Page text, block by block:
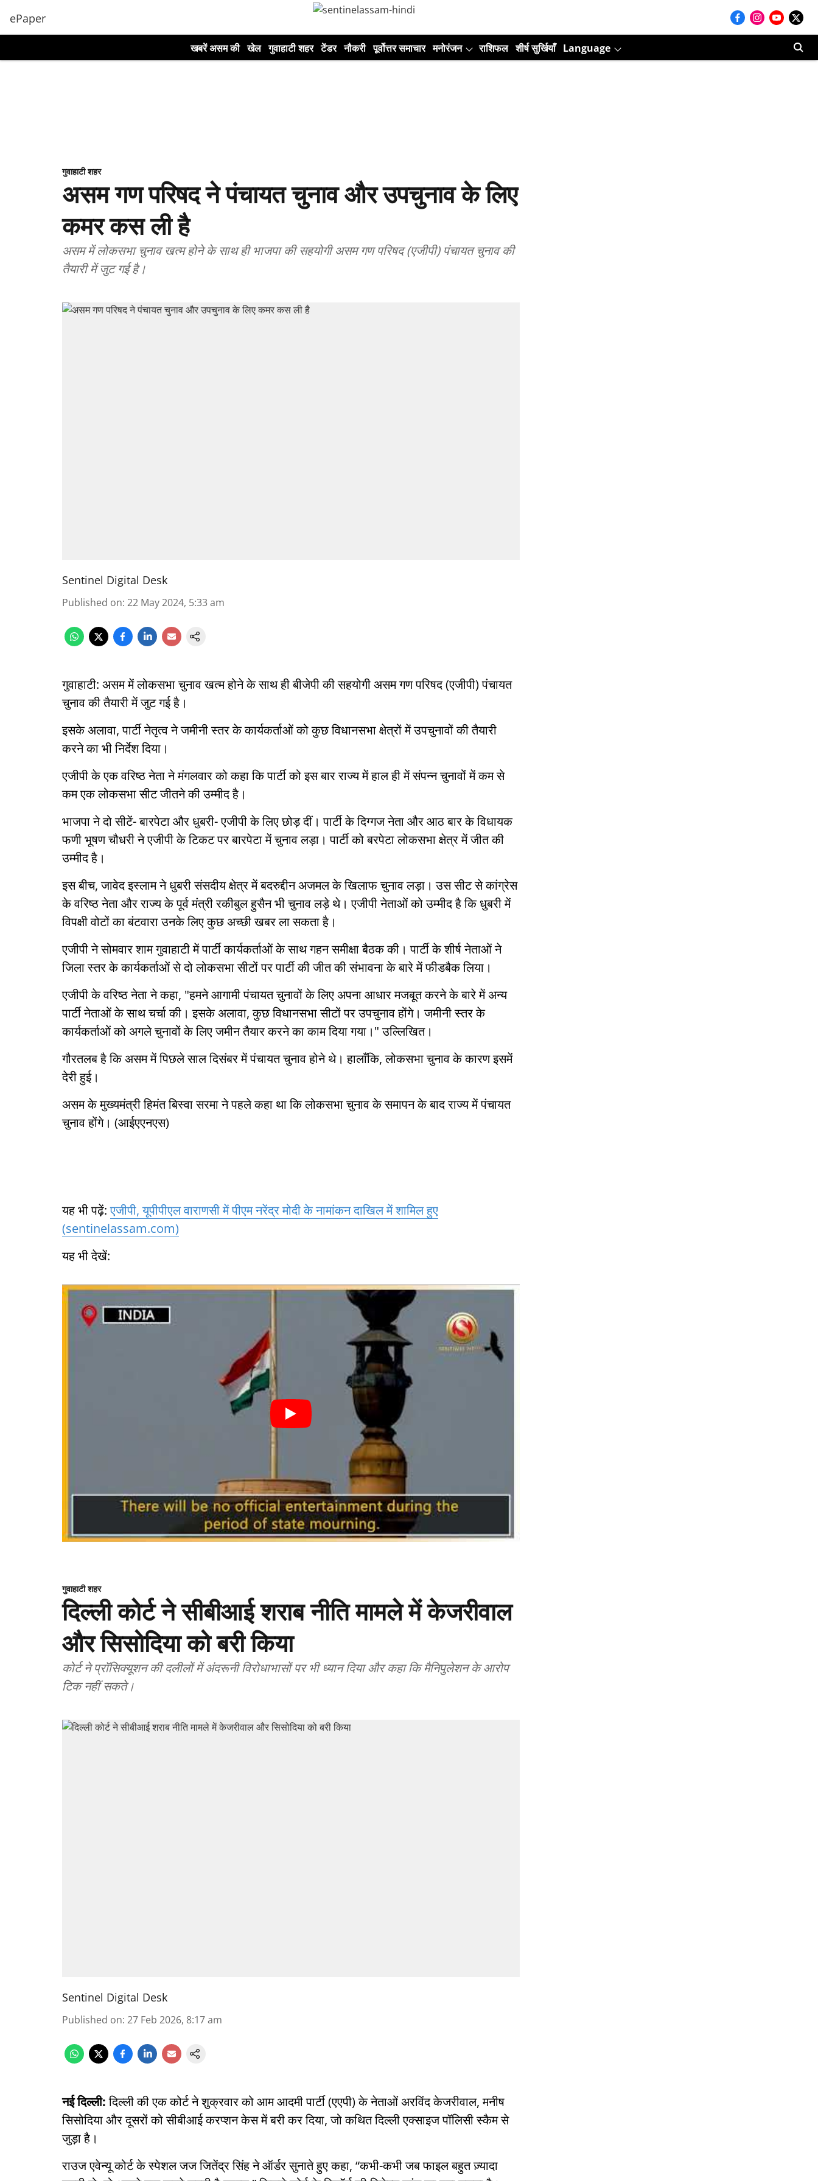
ePaper
खबरें असम की खेल गुवाहाटी शहर टेंडर नौकरी पूर्वोत्तर समाचार मनोरंजन राशिफल शीर्ष सुर्खियाँ Language
गुवाहाटी शहर
असम गण परिषद ने पंचायत चुनाव और उपचुनाव के लिए
कमर कस ली है
असम में लोकसभा चुनाव खत्म होने के साथ ही भाजपा की सहयोगी असम गण परिषद (एजीपी) पंचायत चुनाव की
तैयारी में जुट गई है।
Sentinel Digital Desk
Published on: 22 May 2024, 5:33 am
गुवाहाटी: असम में लोकसभा चुनाव खत्म होने के साथ ही बीजेपी की सहयोगी असम गण परिषद (एजीपी) पंचायत
चुनाव की तैयारी में जुट गई है।
इसके अलावा, पार्टी नेतृत्व ने जमीनी स्तर के कार्यकर्ताओं को कुछ विधानसभा क्षेत्रों में उपचुनावों की तैयारी
करने का भी निर्देश दिया।
एजीपी के एक वरिष्ठ नेता ने मंगलवार को कहा कि पार्टी को इस बार राज्य में हाल ही में संपन्न चुनावों में कम से
कम एक लोकसभा सीट जीतने की उम्मीद है।
भाजपा ने दो सीटें- बारपेटा और धुबरी- एजीपी के लिए छोड़ दीं। पार्टी के दिग्गज नेता और आठ बार के विधायक
फणी भूषण चौधरी ने एजीपी के टिकट पर बारपेटा में चुनाव लड़ा। पार्टी को बरपेटा लोकसभा क्षेत्र में जीत की
उम्मीद है।
इस बीच, जावेद इस्लाम ने धुबरी संसदीय क्षेत्र में बदरुद्दीन अजमल के खिलाफ चुनाव लड़ा। उस सीट से कांग्रेस
के वरिष्ठ नेता और राज्य के पूर्व मंत्री रकीबुल हुसैन भी चुनाव लड़े थे। एजीपी नेताओं को उम्मीद है कि धुबरी में
विपक्षी वोटों का बंटवारा उनके लिए कुछ अच्छी खबर ला सकता है।
एजीपी ने सोमवार शाम गुवाहाटी में पार्टी कार्यकर्ताओं के साथ गहन समीक्षा बैठक की। पार्टी के शीर्ष नेताओं ने
जिला स्तर के कार्यकर्ताओं से दो लोकसभा सीटों पर पार्टी की जीत की संभावना के बारे में फीडबैक लिया।
एजीपी के वरिष्ठ नेता ने कहा, "हमने आगामी पंचायत चुनावों के लिए अपना आधार मजबूत करने के बारे में अन्य
पार्टी नेताओं के साथ चर्चा की। इसके अलावा, कुछ विधानसभा सीटों पर उपचुनाव होंगे। जमीनी स्तर के
कार्यकर्ताओं को अगले चुनावों के लिए जमीन तैयार करने का काम दिया गया।" उल्लिखित।
गौरतलब है कि असम में पिछले साल दिसंबर में पंचायत चुनाव होने थे। हालाँकि, लोकसभा चुनाव के कारण इसमें
देरी हुई।
असम के मुख्यमंत्री हिमंत बिस्वा सरमा ने पहले कहा था कि लोकसभा चुनाव के समापन के बाद राज्य में पंचायत
चुनाव होंगे। (आईएएनएस)
यह भी पढ़ें:एजीपी, यूपीपीएल वाराणसी में पीएम नरेंद्र मोदी के नामांकन दाखिल में शामिल हुए
(sentinelassam.com)
यह भी देखें:
गुवाहाटी शहर
दिल्ली कोर्ट ने सीबीआई शराब नीति मामले में केजरीवाल
और सिसोदिया को बरी किया
कोर्ट ने प्रॉसिक्यूशन की दलीलों में अंदरूनी विरोधाभासों पर भी ध्यान दिया और कहा कि मैनिपुलेशन के आरोप
टिक नहीं सकते।
Sentinel Digital Desk
Published on: 27 Feb 2026, 8:17 am
नई दिल्ली:दिल्ली की एक कोर्ट ने शुक्रवार को आम आदमी पार्टी (एएपी) के नेताओं अरविंद केजरीवाल, मनीष
सिसोदिया और दूसरों को सीबीआई करप्शन केस में बरी कर दिया, जो कथित दिल्ली एक्साइज पॉलिसी स्कैम से
जुड़ा है।
राउज एवेन्यू कोर्ट के स्पेशल जज जितेंद्र सिंह ने ऑर्डर सुनाते हुए कहा, “कभी-कभी जब फाइल बहुत ज़्यादा